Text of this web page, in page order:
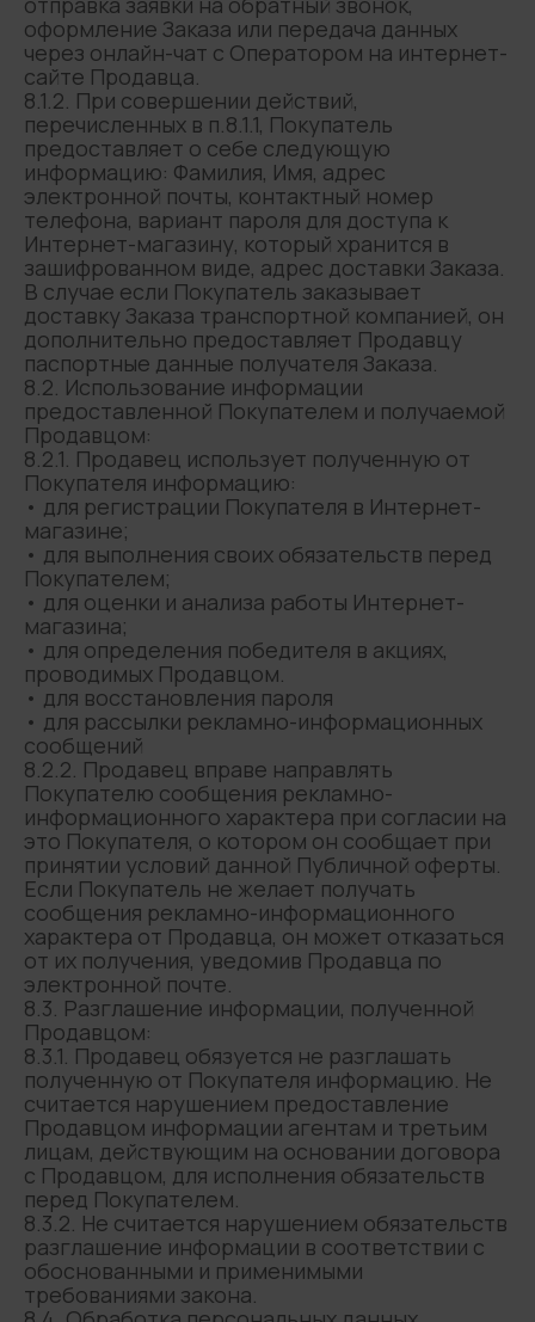
оформление Заказа или передача данных
через онлайн-чат с Оператором на интернет-
сайте Продавца.
8.1.2. При совершении действий,
перечисленных в п.8.1.1, Покупатель
предоставляет о себе следующую
информацию: Фамилия, Имя, адрес
электронной почты, контактный номер
телефона, вариант пароля для доступа к
Интернет-магазину, который хранится в
зашифрованном виде, адрес доставки Заказа.
В случае если Покупатель заказывает
доставку Заказа транспортной компанией, он
дополнительно предоставляет Продавцу
паспортные данные получателя Заказа.
8.2. Использование информации
предоставленной Покупателем и получаемой
Продавцом:
8.2.1. Продавец использует полученную от
Покупателя информацию:
• для регистрации Покупателя в Интернет-
магазине;
• для выполнения своих обязательств перед
Покупателем;
• для оценки и анализа работы Интернет-
магазина;
• для определения победителя в акциях,
проводимых Продавцом.
• для восстановления пароля
• для рассылки рекламно-информационных
сообщений
8.2.2. Продавец вправе направлять
Покупателю сообщения рекламно-
информационного характера при согласии на
это Покупателя, о котором он сообщает при
принятии условий данной Публичной оферты.
Если Покупатель не желает получать
сообщения рекламно-информационного
характера от Продавца, он может отказаться
от их получения, уведомив Продавца по
электронной почте.
8.3. Разглашение информации, полученной
Продавцом:
8.3.1. Продавец обязуется не разглашать
полученную от Покупателя информацию. Не
считается нарушением предоставление
Продавцом информации агентам и третьим
лицам, действующим на основании договора
с Продавцом, для исполнения обязательств
перед Покупателем.
8.3.2. Не считается нарушением обязательств
разглашение информации в соответствии с
обоснованными и применимыми
требованиями закона.